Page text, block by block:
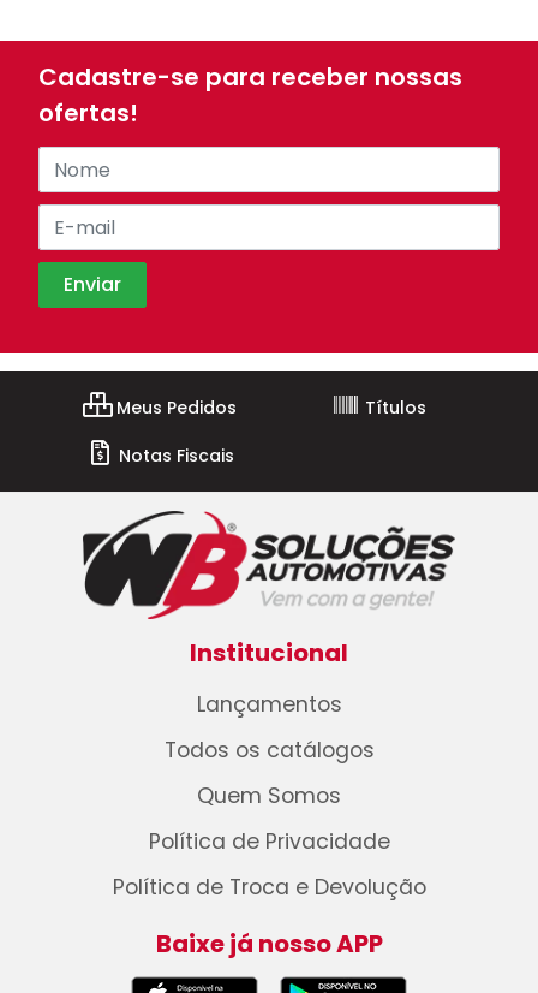
Cadastre-se para receber nossas
ofertas!
Meus Pedidos
Títulos
Notas Fiscais
Institucional
Lançamentos
Todos os catálogos
Quem Somos
Política de Privacidade
Política de Troca e Devolução
Baixe já nosso APP